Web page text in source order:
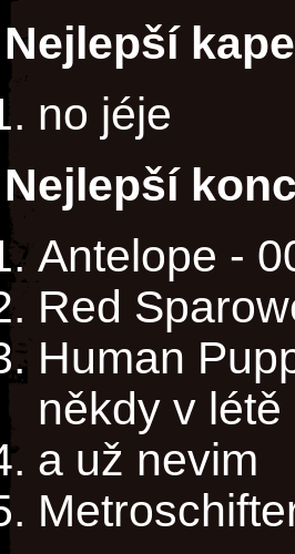
Nejlepší
no jéje
Nejlepší
Antelope -
Red
Human
někdy v létě
a už nevim